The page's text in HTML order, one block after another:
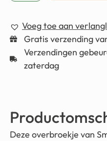
Voeg toe aan
Gratis verzending
Verzendingen
zaterdag
Deze overbroekje van